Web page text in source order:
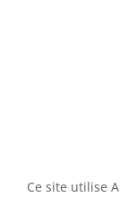
Ce site utilise